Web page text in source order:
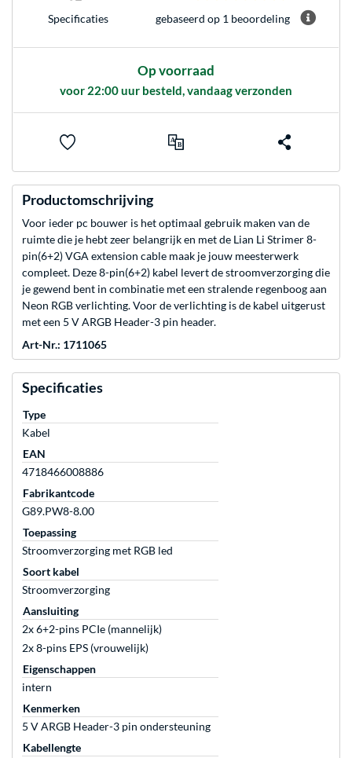
Specificaties gebaseerd op 1 beoordeling
Op voorraad
voor 22:00 uur besteld, vandaag verzonden
Productomschrijving
Voor ieder pc bouwer is het optimaal gebruik maken van de
ruimte die je hebt zeer belangrijk en met de Lian Li Strimer 8-
pin(6+2) VGA extension cable maak je jouw meesterwerk
compleet. Deze 8-pin(6+2) kabel levert de stroomverzorging die
je gewend bent in combinatie met een stralende regenboog aan
Neon RGB verlichting. Voor de verlichting is de kabel uitgerust
met een 5 V ARGB Header-3 pin header.
Art-Nr.: 1711065
Specificaties
Type
Kabel
EAN
4718466008886
Fabrikantcode
G89.PW8-8.00
Toepassing
Stroomverzorging met RGB led
Soort kabel
Stroomverzorging
Aansluiting
2x 6+2-pins PCIe (mannelijk)
2x 8-pins EPS (vrouwelijk)
Eigenschappen
intern
Kenmerken
5 V ARGB Header-3 pin ondersteuning
Kabellengte